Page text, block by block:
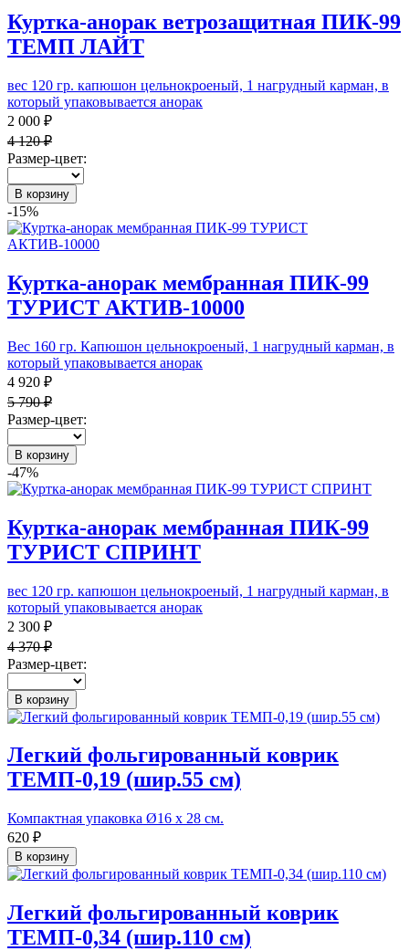
Куртка-анорак ветрозащитная ПИК-99
ТЕМП ЛАЙТ
вес 120 гр. капюшон цельнокроеный, 1 нагрудный карман, в
который упаковывается анорак
2 000 ₽
4 120 ₽
Размер-цвет:
В корзину
-15%
Куртка-анорак мембранная ПИК-99
ТУРИСТ АКТИВ-10000
Вес 160 гр. Капюшон цельнокроеный, 1 нагрудный карман, в
который упаковывается анорак
4 920 ₽
5 790 ₽
Размер-цвет:
В корзину
-47%
Куртка-анорак мембранная ПИК-99
ТУРИСТ СПРИНТ
вес 120 гр. капюшон цельнокроеный, 1 нагрудный карман, в
который упаковывается анорак
2 300 ₽
4 370 ₽
Размер-цвет:
В корзину
Легкий фольгированный коврик
ТЕМП-0,19 (шир.55 см)
Компактная упаковка Ø16 х 28 см.
620 ₽
В корзину
Легкий фольгированный коврик
ТЕМП-0,34 (шир.110 см)